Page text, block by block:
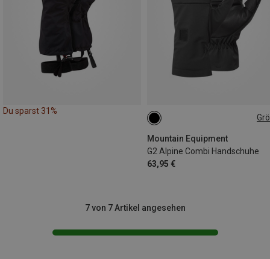
Du sparst 31%
Mountain Equipment
G2 Alpine Combi Handschuhe
63,95 €
XS
XXL
7 von 7 Artikel angesehen